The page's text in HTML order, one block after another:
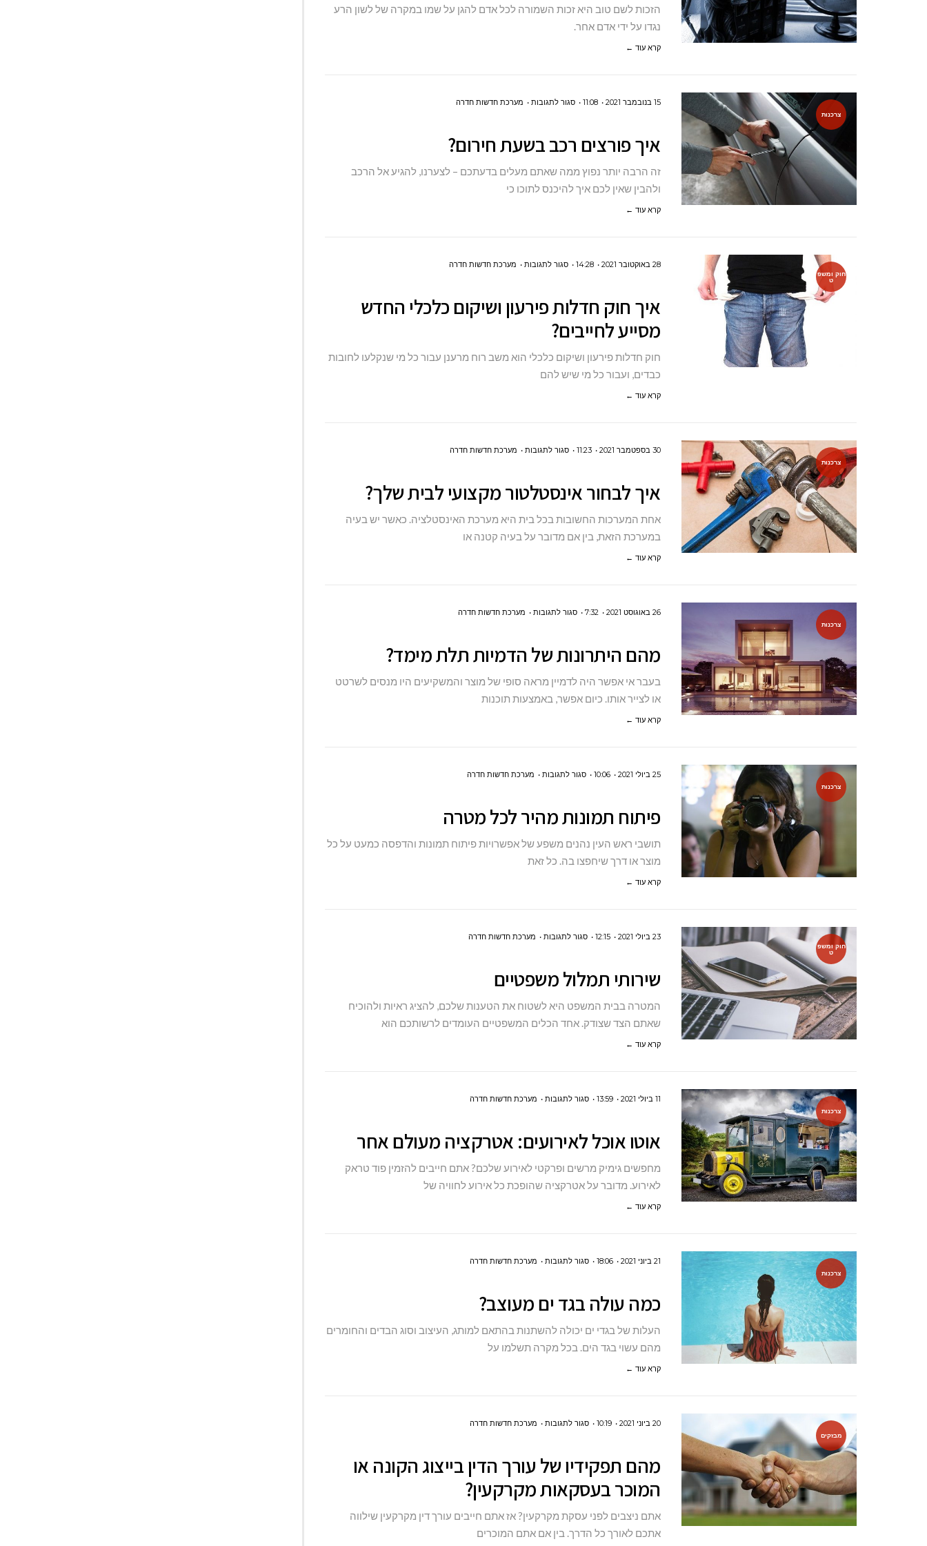
הזכות לשם טוב היא זכות השמורה לכל אדם להגן על שמו במקרה של לשון הרע
נגדו על ידי אדם אחר.
קרא עוד ←
צרכנות
15 בנובמבר 2021 11:08 סגור לתגובותעל
פורצים
מערכת חדשות חדרה
איך פורצים רכב בשעת חירום?
זה הרבה יותר נפוץ ממה שאתם מעלים בדעתכם – לצערנו, להגיע אל הרכב
ולהבין שאין לכם איך להיכנס לתוכו כי
קרא עוד ←
חוק ומשפ
ט
28 באוקטובר 2021 14:28 סגור לתגובותעל
חוק
ושיקום
מערכת חדשות חדרה
איך חוק חדלות פירעון ושיקום כלכלי החדש
מסייע לחייבים?
חוק חדלות פירעון ושיקום כלכלי הוא משב רוח מרענן עבור כל מי שנקלעו לחובות
כבדים, ועבור כל מי שיש להם
קרא עוד ←
צרכנות
30 בספטמבר 2021 11:23 סגור לתגובותעל
לבחור
מערכת חדשות חדרה
איך לבחור אינסטלטור מקצועי לבית שלך?
אחת המערכות החשובות בכל בית היא מערכת האינסטלציה. כאשר יש בעיה
במערכת הזאת, בין אם מדובר על בעיה קטנה או
קרא עוד ←
צרכנות
26 באוגוסט 2021 7:32 סגור לתגובותעל
היתרונות
מערכת חדשות חדרה
מהם היתרונות של הדמיות תלת מימד?
בעבר אי אפשר היה לדמיין מראה סופי של מוצר והמשקיעים היו מנסים לשרטט
או לצייר אותו. כיום אפשר, באמצעות תוכנות
קרא עוד ←
צרכנות
25 ביולי 2021 10:06 סגור לתגובותעל
תמונות
מערכת חדשות חדרה
פיתוח תמונות מהיר לכל מטרה
תושבי ראש העין נהנים משפע של אפשרויות פיתוח תמונות והדפסה כמעט על כל
מוצר או דרך שיחפצו בה. כל זאת
קרא עוד ←
חוק ומשפ
ט
23 ביולי 2021 12:15 סגור לתגובותעל
תמלול
מערכת חדשות חדרה
שירותי תמלול משפטיים
המטרה בבית המשפט היא לשטוח את הטענות שלכם, להציג ראיות ולהוכיח
שאתם הצד שצודק. אחד הכלים המשפטיים העומדים לרשותכם הוא
קרא עוד ←
צרכנות
11 ביולי 2021 13:59 סגור לתגובותעל
אוכל
אטרקציה
מערכת חדשות חדרה
אוטו אוכל לאירועים: אטרקציה מעולם אחר
מחפשים גימיק מרשים ופרקטי לאירוע שלכם? אתם חייבים להזמין פוד טראק
לאירוע. מדובר על אטרקציה שהופכת כל אירוע לחוויה של
קרא עוד ←
צרכנות
21 ביוני 2021 18:06 סגור לתגובותעל
עולה
מערכת חדשות חדרה
כמה עולה בגד ים מעוצב?
העלות של בגדי ים יכולה להשתנות בהתאם למותג, העיצוב וסוג הבדים והחומרים
מהם עשוי בגד הים. בכל מקרה תשלמו על
קרא עוד ←
מבזקים
20 ביוני 2021 10:19 סגור לתגובותעל
תפקידיו
עורך
הדין
בייצוג
מערכת חדשות חדרה
מהם תפקידיו של עורך הדין בייצוג הקונה או
המוכר בעסקאות מקרקעין?
אתם ניצבים לפני עסקת מקרקעין? אז אתם חייבים עורך דין מקרקעין שילווה
אתכם לאורך כל הדרך. בין אם אתם המוכרים